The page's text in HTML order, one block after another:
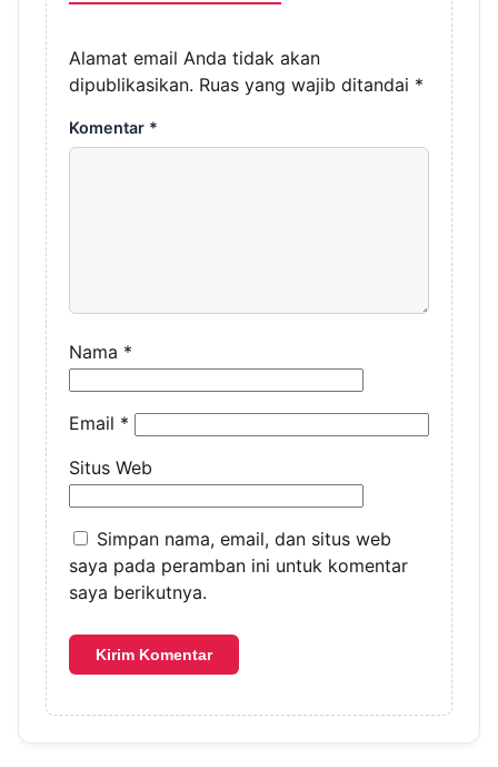
Alamat email Anda tidak akan
dipublikasikan. Ruas yang wajib ditandai *
Komentar *
Nama *
Email *
Situs Web
Simpan nama, email, dan situs web
saya pada peramban ini untuk komentar
saya berikutnya.